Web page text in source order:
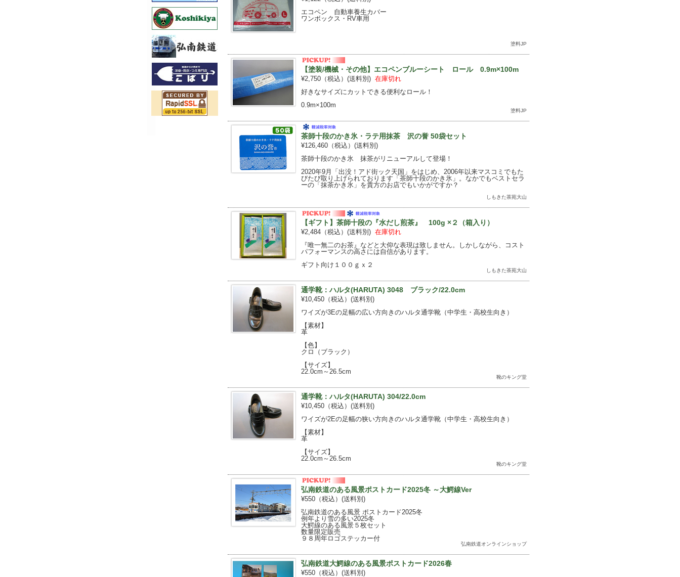
エコペン 自動車養生カバー
ワンボックス・RV車用
塗料JP
【塗装/機械・その他】エコペンブルーシート ロール 0.9m×100m
¥2,750（税込） (送料別) 在庫切れ
好きなサイズにカットできる便利なロール！
0.9m×100m
塗料JP
茶師十段のかき氷・ラテ用抹茶 沢の誉 50袋セット
¥126,460（税込） (送料別)
茶師十段のかき氷 抹茶がリニューアルして登場！
2020年9月「出没！アド街ック天国」をはじめ、2006年以来マスコミでもた
びたび取り上げられております「茶師十段のかき氷」。なかでもベストセラ
ーの「抹茶かき氷」を貴方のお店でもいかがですか？
しもきた茶苑大山
【ギフト】茶師十段の『水だし煎茶』 100g ×２（箱入り）
¥2,484（税込） (送料別) 在庫切れ
『唯一無二のお茶』などと大仰な表現は致しません。しかしながら、コスト
パフォーマンスの高さには自信があります。
ギフト向け１００ｇｘ２
しもきた茶苑大山
通学靴：ハルタ(HARUTA) 3048 ブラック/22.0cm
¥10,450（税込） (送料別)
ワイズが3Eの足幅の広い方向きのハルタ通学靴（中学生・高校生向き）
【素材】
革
【色】
クロ（ブラック）
【サイズ】
22.0cm～26.5cm
靴のキング堂
通学靴：ハルタ(HARUTA) 304/22.0cm
¥10,450（税込） (送料別)
ワイズが2Eの足幅の狭い方向きのハルタ通学靴（中学生・高校生向き）
【素材】
革
【サイズ】
22.0cm～26.5cm
靴のキング堂
弘南鉄道のある風景ポストカード2025冬 ～大鰐線Ver
¥550（税込） (送料別)
弘南鉄道のある風景 ポストカード2025冬
例年より雪の多い2025冬
大鰐線のある風景５枚セット
数量限定販売
９８周年ロゴステッカー付
弘南鉄道オンラインショップ
弘南鉄道大鰐線のある風景ポストカード2026春
¥550（税込） (送料別)